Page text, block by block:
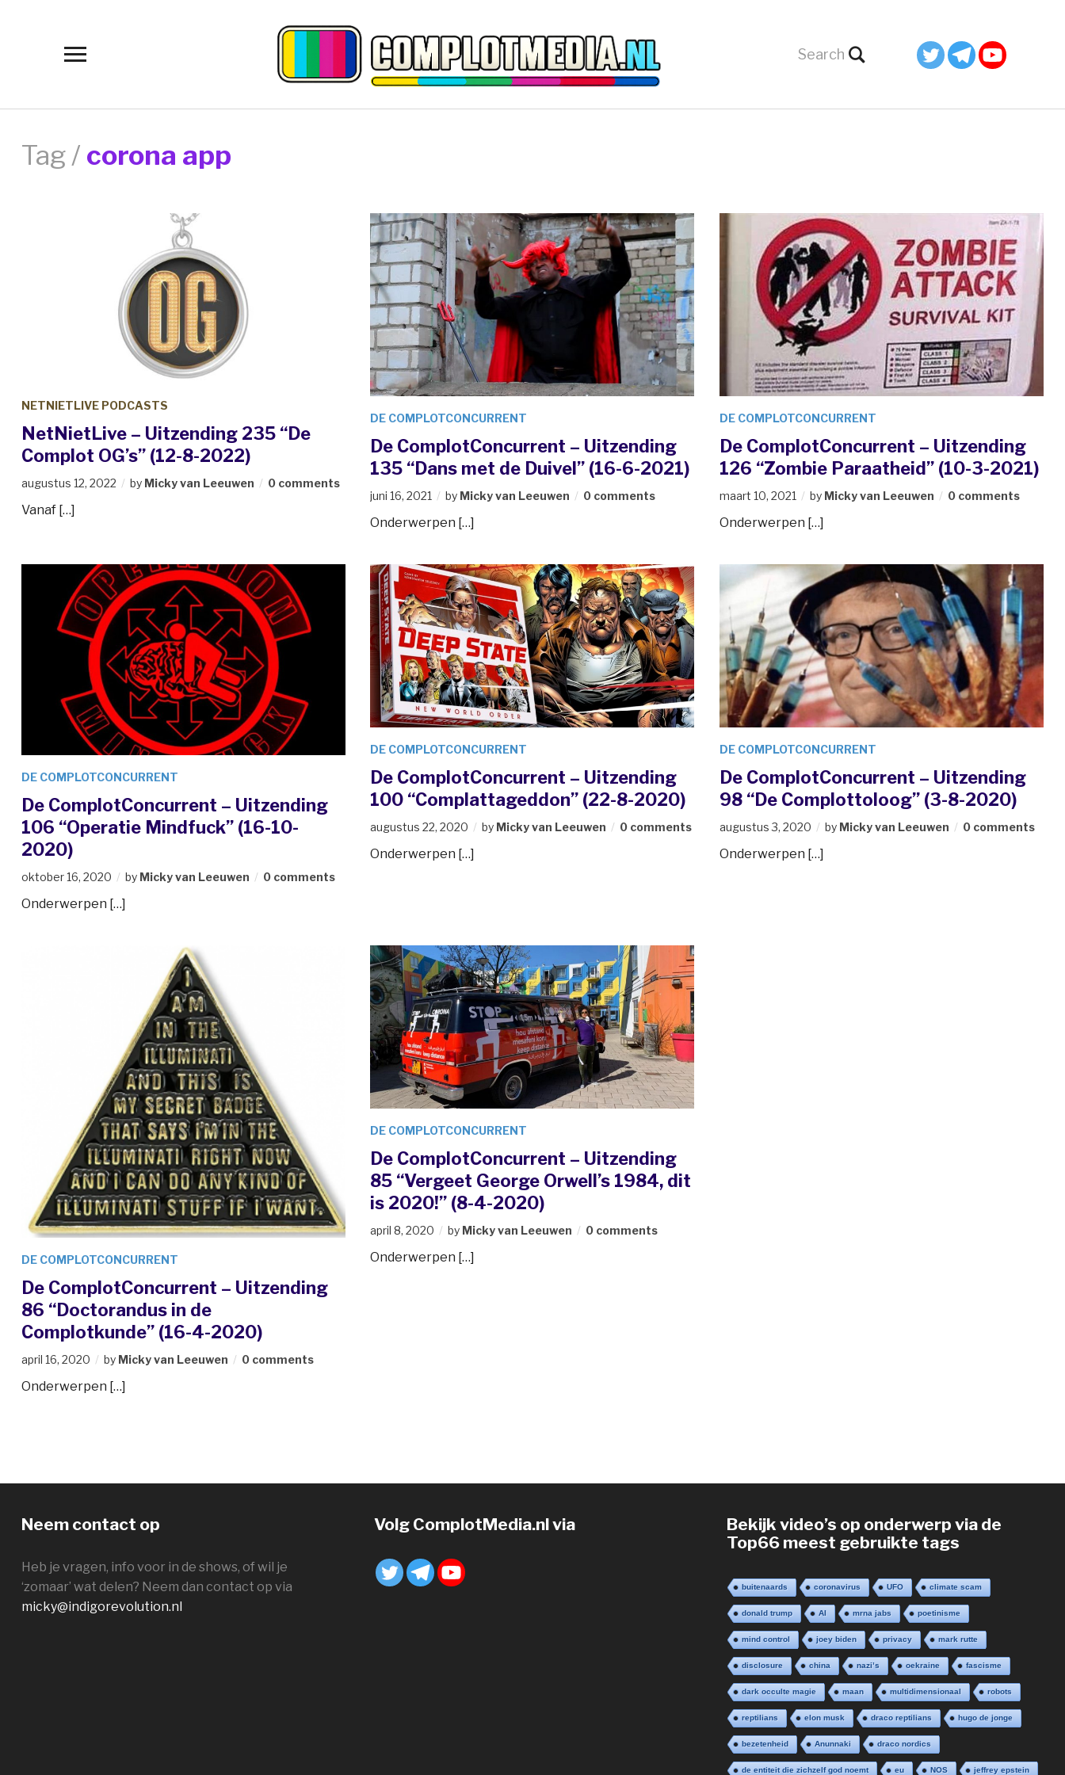
Toggle
Tag / corona app
NETNIETLIVE PODCASTS
NetNietLive – Uitzending 235 “De
Complot OG’s” (12-8-2022)
augustus 12, 2022 by Micky van Leeuwen 0 comments
Vanaf […]
DE COMPLOTCONCURRENT
De ComplotConcurrent – Uitzending
135 “Dans met de Duivel” (16-6-2021)
juni 16, 2021 by Micky van Leeuwen 0 comments
Onderwerpen […]
DE COMPLOTCONCURRENT
De ComplotConcurrent – Uitzending
126 “Zombie Paraatheid” (10-3-2021)
maart 10, 2021 by Micky van Leeuwen 0 comments
Onderwerpen […]
DE COMPLOTCONCURRENT
De ComplotConcurrent – Uitzending
106 “Operatie Mindfuck” (16-10-
2020)
oktober 16, 2020 by Micky van Leeuwen 0 comments
Onderwerpen […]
DE COMPLOTCONCURRENT
De ComplotConcurrent – Uitzending
100 “Complattageddon” (22-8-2020)
augustus 22, 2020 by Micky van Leeuwen 0 comments
Onderwerpen […]
DE COMPLOTCONCURRENT
De ComplotConcurrent – Uitzending
98 “De Complottoloog” (3-8-2020)
augustus 3, 2020 by Micky van Leeuwen 0 comments
Onderwerpen […]
DE COMPLOTCONCURRENT
De ComplotConcurrent – Uitzending
86 “Doctorandus in de
Complotkunde” (16-4-2020)
april 16, 2020 by Micky van Leeuwen 0 comments
Onderwerpen […]
DE COMPLOTCONCURRENT
De ComplotConcurrent – Uitzending
85 “Vergeet George Orwell’s 1984, dit
is 2020!” (8-4-2020)
april 8, 2020 by Micky van Leeuwen 0 comments
Onderwerpen […]
Neem contact op
Heb je vragen, info voor in de shows, of wil je
‘zomaar’ wat delen? Neem dan contact op via
micky@indigorevolution.nl
Volg ComplotMedia.nl via
Bekijk video’s op onderwerp via de
Top66 meest gebruikte tags
buitenaards coronavirus UFO climate scam
donald trump AI mrna jabs poetinisme
mind control joey biden privacy mark rutte
disclosure china nazi’s oekraine fascisme
dark occulte magie maan multidimensionaal robots
reptilians elon musk draco reptilians hugo de jonge
bezetenheid Anunnaki draco nordics
de entiteit die zichzelf god noemt eu NOS jeffrey epstein